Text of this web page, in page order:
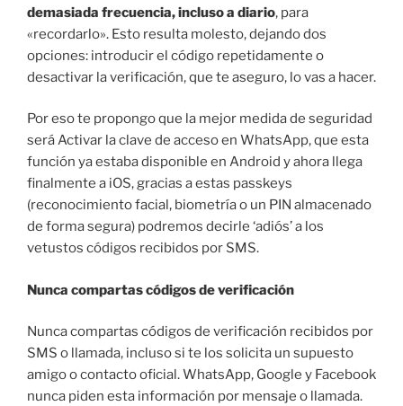
demasiada frecuencia, incluso a diario, para
«recordarlo». Esto resulta molesto, dejando dos
opciones: introducir el código repetidamente o
desactivar la verificación, que te aseguro, lo vas a hacer.
Por eso te propongo que la mejor medida de seguridad
será Activar la clave de acceso en WhatsApp, que esta
función ya estaba disponible en Android y ahora llega
finalmente a iOS, gracias a estas passkeys
(reconocimiento facial, biometría o un PIN almacenado
de forma segura) podremos decirle ‘adiós’ a los
vetustos códigos recibidos por SMS.
Nunca compartas códigos de verificación
Nunca compartas códigos de verificación recibidos por
SMS o llamada, incluso si te los solicita un supuesto
amigo o contacto oficial. WhatsApp, Google y Facebook
nunca piden esta información por mensaje o llamada.